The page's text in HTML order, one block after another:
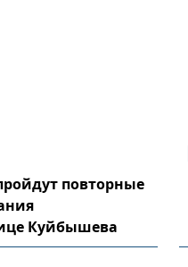
повторные
Куйбышева